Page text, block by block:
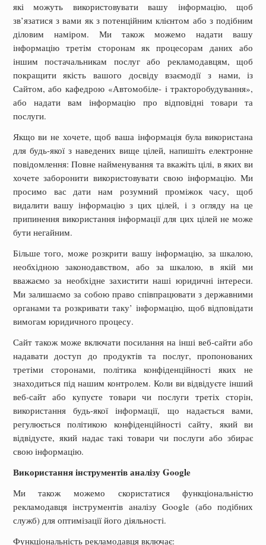
які можуть використовувати вашу інформацію, щоб
зв’язатися з вами як з потенційним клієнтом або з подібним
діловим наміром. Ми також можемо надати вашу
інформацію третім сторонам як процесорам даних або
іншим постачальникам послуг або рекламодавцям, щоб
покращити якість вашого досвіду взаємодії з нами, із
Сайтом, або кафедрою «Автомобіле- і тракторобудування»,
або надати вам інформацію про відповідні товари та
послуги.
Якщо ви не хочете, щоб ваша інформація була використана
для будь-якої з наведених вище цілей, напишіть електронне
повідомлення: Повне найменування та вкажіть цілі, в яких ви
хочете заборонити використовувати свою інформацію. Ми
просимо вас дати нам розумний проміжок часу, щоб
видалити вашу інформацію з цих цілей, і з огляду на це
припинення використання інформації для цих цілей не може
бути негайним.
Більше того, може розкрити вашу інформацію, за шкалою,
необхідною законодавством, або за шкалою, в якій ми
вважаємо за необхідне захистити наші юридичні інтереси.
Ми залишаємо за собою право співпрацювати з державними
органами та розкривати таку’ інформацію, щоб відповідати
вимогам юридичного процесу.
Сайт також може включати посилання на інші веб-сайти або
надавати доступ до продуктів та послуг, пропонованих
третіми сторонами, політика конфіденційності яких не
знаходиться під нашим контролем. Коли ви відвідуєте інший
веб-сайт або купуєте товари чи послуги третіх сторін,
використання будь-якої інформації, що надається вами,
регулюється політикою конфіденційності сайту, який ви
відвідуєте, який надає такі товари чи послуги або збирає
свою інформацію.
Використання інструментів аналізу Google
Ми також можемо скористатися функціональністю
рекламодавця інструментів аналізу Google (або подібних
служб) для оптимізації його діяльності.
Функціональність рекламодавця включає: